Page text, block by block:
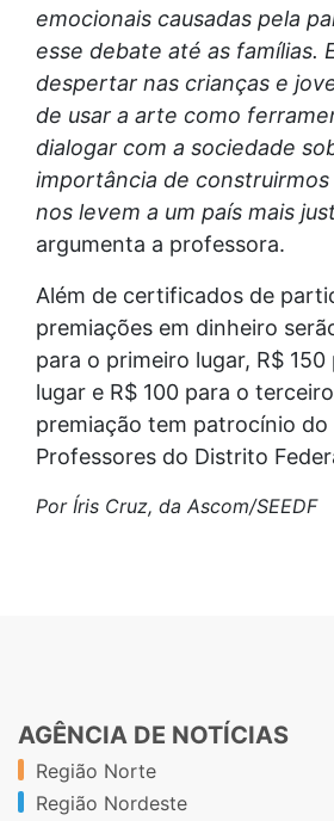
emocionais causadas pela
esse debate até as famílias.
despertar nas crianças e
de usar a arte como
dialogar com a sociedade
importância de construirmos
nos levem a um país mais
argumenta a professora.
Além de certificados de
premiações em dinheiro
para o primeiro lugar, R$
lugar e R$ 100 para o
premiação tem patrocínio
Professores do Distrito
Por Íris Cruz, da Ascom/SEEDF
AGÊNCIA DE NOTÍCIAS
Região Norte
Região Nordeste